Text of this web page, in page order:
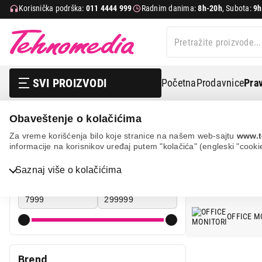
Obaveštenje o kolačićima
Za vreme korišćenja bilo koje stranice na našem web-sajtu
informacije na korisnikov uređaj putem "kolačića" (engleski
Saznaj više o kolačićima
Korisnička podrška: 011 4444 999 Radnim danima:8h-20h, Subota:
SVI PROIZVODI PočetnaProdavnice
Bela tehnika
IT & Gaming
Mali kućni aparati
It & gaming Monitori
Cena
Brend
OFFICE